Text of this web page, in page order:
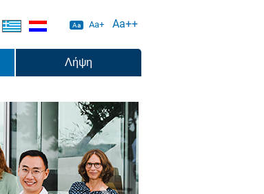
Aa Aa+ Aa++
Λήψη